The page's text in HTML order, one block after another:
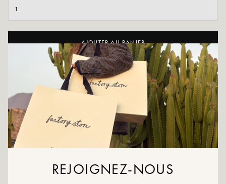
AJOUTER AU PANIER
AJOUTER À LA WISHLIST
Un mélange de matières détonnant, entre mesh, mouton, pony,
similicuir et simili daim et paillettes qui donne un ton hi-tech à cette
paire ultra confortable.
Couleurs : Bordeau, beige, noir, marron
Matière extérieure : Textile
Doublure : Textile
Semelle extérieure : CaoutchoucREJOIGNEZ-NOUS